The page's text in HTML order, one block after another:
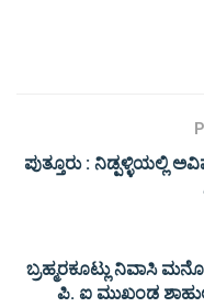
ಪುತ್ತೂರು : ನಿಡ್ಪಳ್ಳಿಯಲ್ಲಿ
ಬ್ರಹ್ಮರಕೂಟ್ಲು ನಿವಾಸಿ
ಪಿ. ಐ ಮುಖಂಡ